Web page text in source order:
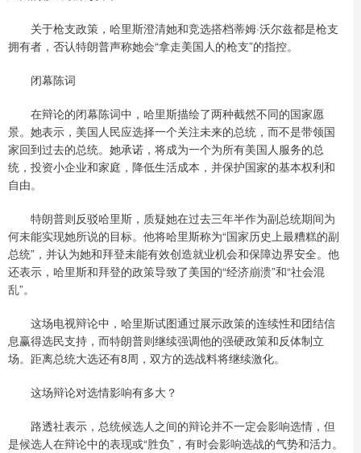
关于枪支政策，哈里斯澄清她和竞选搭档蒂姆·沃尔兹都是枪支
拥有者，否认特朗普声称她会“拿走美国人的枪支”的指控。
闭幕陈词
在辩论的闭幕陈词中，哈里斯描绘了两种截然不同的国家愿
景。她表示，美国人民应选择一个关注未来的总统，而不是带领国
家回到过去的总统。她承诺，将成为一个为所有美国人服务的总
统，投资小企业和家庭，降低生活成本，并保护国家的基本权利和
自由。
特朗普则反驳哈里斯，质疑她在过去三年半作为副总统期间为
何未能实现她所说的目标。他将哈里斯称为“国家历史上最糟糕的副
总统”，并认为她和拜登未能有效创造就业机会和保障边界安全。他
还表示，哈里斯和拜登的政策导致了美国的“经济崩溃”和“社会混
乱”。
这场电视辩论中，哈里斯试图通过展示政策的连续性和团结信
息赢得选民支持，而特朗普则继续强调他的强硬政策和反体制立
场。距离总统大选还有8周，双方的选战料将继续激化。
这场辩论对选情影响有多大？
路透社表示，总统候选人之间的辩论并不一定会影响选情，但
是候选人在辩论中的表现或“胜负”，有时会影响选战的气势和活力。